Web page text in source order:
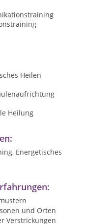
Heilen
Heilung
Energetisches
und Orten
Verstrickungen